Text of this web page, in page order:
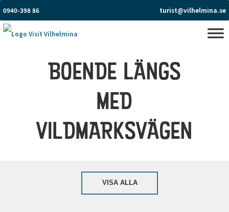
0940-398 86 turist@vilhelmina.se
BOENDE LÄNGS
MED
VILDMARKSVÄGEN
VISA ALLA